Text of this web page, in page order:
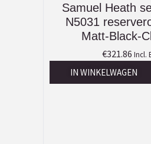
Samuel Heath
N5031
Matt-Black-
€321.86 Incl.
IN WINKELWAGEN